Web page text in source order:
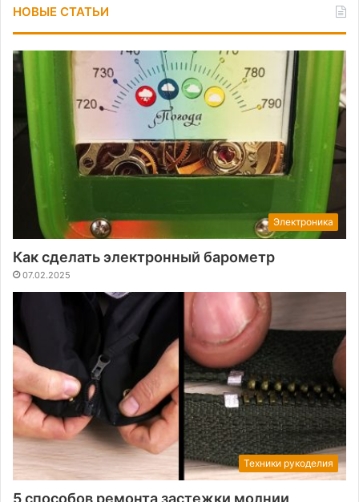
НОВЫЕ СТАТЬИ
Электроника
Как сделать электронный барометр
07.02.2025
Техники рукоделия
5 способов ремонта застежки молнии